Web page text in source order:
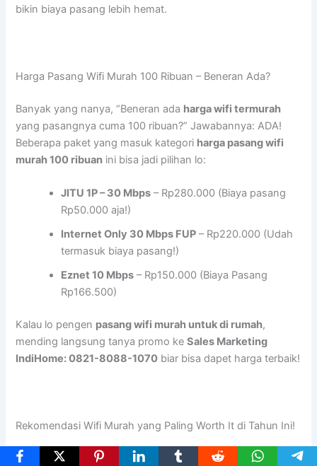
bikin biaya pasang lebih hemat.
Harga Pasang Wifi Murah 100 Ribuan – Beneran Ada?
Banyak yang nanya, “Beneran ada harga wifi termurah
yang pasangnya cuma 100 ribuan?” Jawabannya: ADA!
Beberapa paket yang masuk kategori harga pasang wifi
murah 100 ribuan ini bisa jadi pilihan lo:
JITU 1P – 30 Mbps – Rp280.000 (Biaya pasang
Rp50.000 aja!)
Internet Only 30 Mbps FUP – Rp220.000 (Udah
termasuk biaya pasang!)
Eznet 10 Mbps – Rp150.000 (Biaya Pasang
Rp166.500)
Kalau lo pengen pasang wifi murah untuk di rumah,
mending langsung tanya promo keSales Marketing
IndiHome: 0821-8088-1070 biar bisa dapet harga terbaik!
Rekomendasi Wifi Murah yang Paling Worth It di Tahun Ini!
Lo masih bingung mau pilih yang mana? Nih, rekomendasi